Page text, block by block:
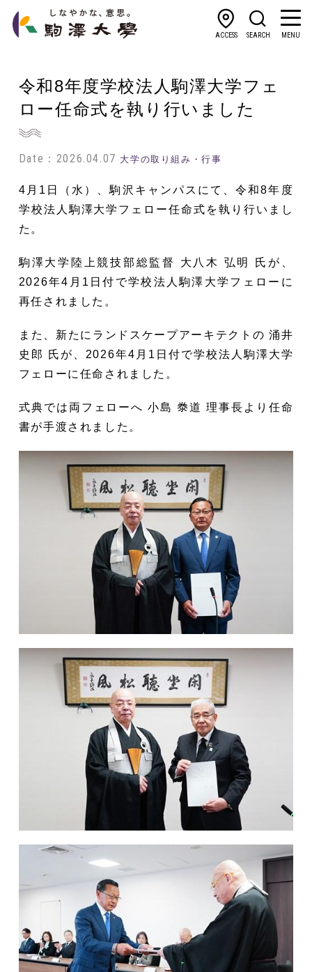
ACCESS SEARCH MENU
令和8年度学校法人駒澤大学フェ
ロー任命式を執り行いました
Date：2026.04.07 大学の取り組み・行事
4月1日（水）、駒沢キャンパスにて、令和8年度
学校法人駒澤大学フェロー任命式を執り行いまし
た。
駒澤大学陸上競技部総監督 大八木 弘明 氏が、
2026年4月1日付で学校法人駒澤大学フェローに
再任されました。
また、新たにランドスケープアーキテクトの 涌井
史郎 氏が、2026年4月1日付で学校法人駒澤大学
フェローに任命されました。
式典では両フェローへ 小島 𣳾道 理事長より任命
書が手渡されました。